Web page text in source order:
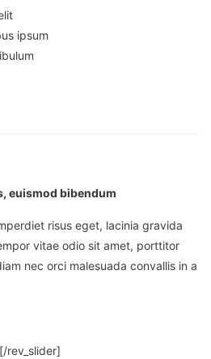
ipsum
euismod bibendum
risus eget, lacinia gravida
vitae odio sit amet, porttitor
nec orci malesuada convallis in a
rev_slider]